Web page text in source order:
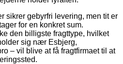
sikrer gebyrfri levering, men tit er
for en konkret sum.
den billigste fragttype, hvilket
sig nær Esbjerg,
– vil blive at få fragtfirmaet til at